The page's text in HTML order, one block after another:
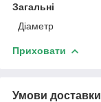
Загальні
Діаметр
Приховати
Умови доставки